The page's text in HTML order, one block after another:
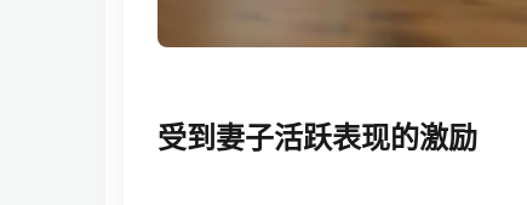
受到妻子活跃表现的激励